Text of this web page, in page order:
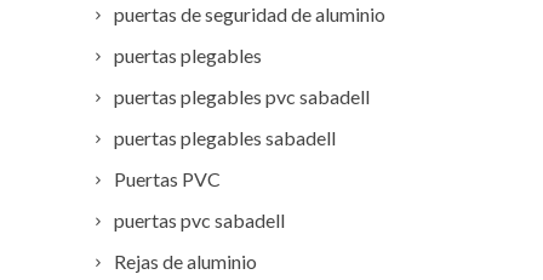
puertas de seguridad de aluminio
puertas plegables
puertas plegables pvc sabadell
puertas plegables sabadell
Puertas PVC
puertas pvc sabadell
Rejas de aluminio